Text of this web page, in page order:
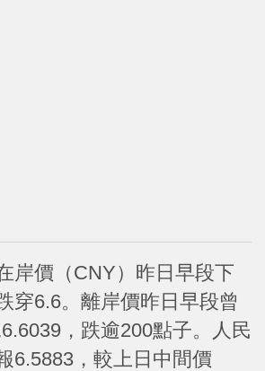
岸價（CNY）昨日早段下
穿6.6。離岸價昨日早段曾
，跌逾200點子。人民
6.5883，較上日中間價